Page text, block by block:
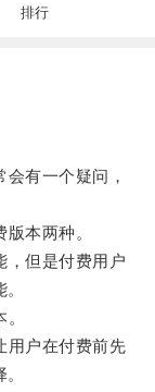
排行
有一个疑问，
本两种。
但是付费用户
户在付费前先